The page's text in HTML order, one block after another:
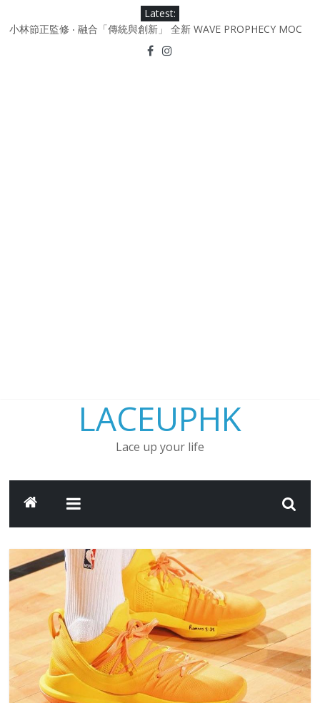
Latest:
小林節正監修 ‧ 融合「傳統與創新」 全新 WAVE PROPHECY MOC
Under Armour Curry 12最新簽名鞋升級登場 Curry USA 夢幻配色
LACEUPHK
Lace up your life